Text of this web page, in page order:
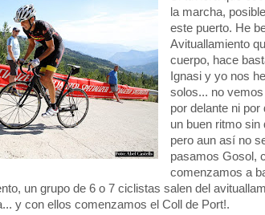
la marcha,
este puerto. He
Avituallamiento
cuerpo, hace
Ignasi y yo nos
solos... no
por delante ni
un buen ritmo sin
pero aun así no
pasamos Gosol,
comenzamos a
un grupo de 6 o 7 ciclistas salen del
y con ellos comenzamos el Coll de Port!.